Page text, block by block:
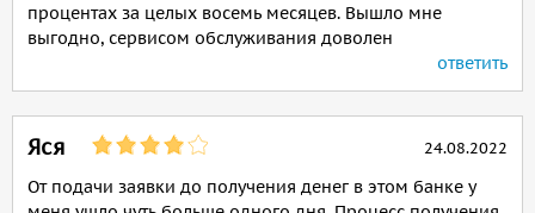
процентах за целых восемь месяцев. Вышло мне
выгодно, сервисом обслуживания доволен
ответить
Яся 24.08.2022
От подачи заявки до получения денег в этом банке у